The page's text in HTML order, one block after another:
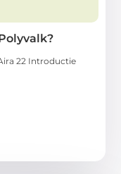
22 Introductie